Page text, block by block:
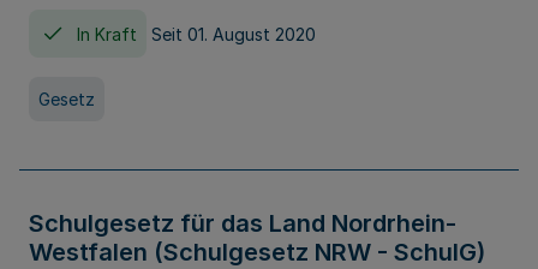
In Kraft Seit 01. August 2020
Gesetz
Schulgesetz für das Land Nordrhein-
Westfalen (Schulgesetz NRW - SchulG)